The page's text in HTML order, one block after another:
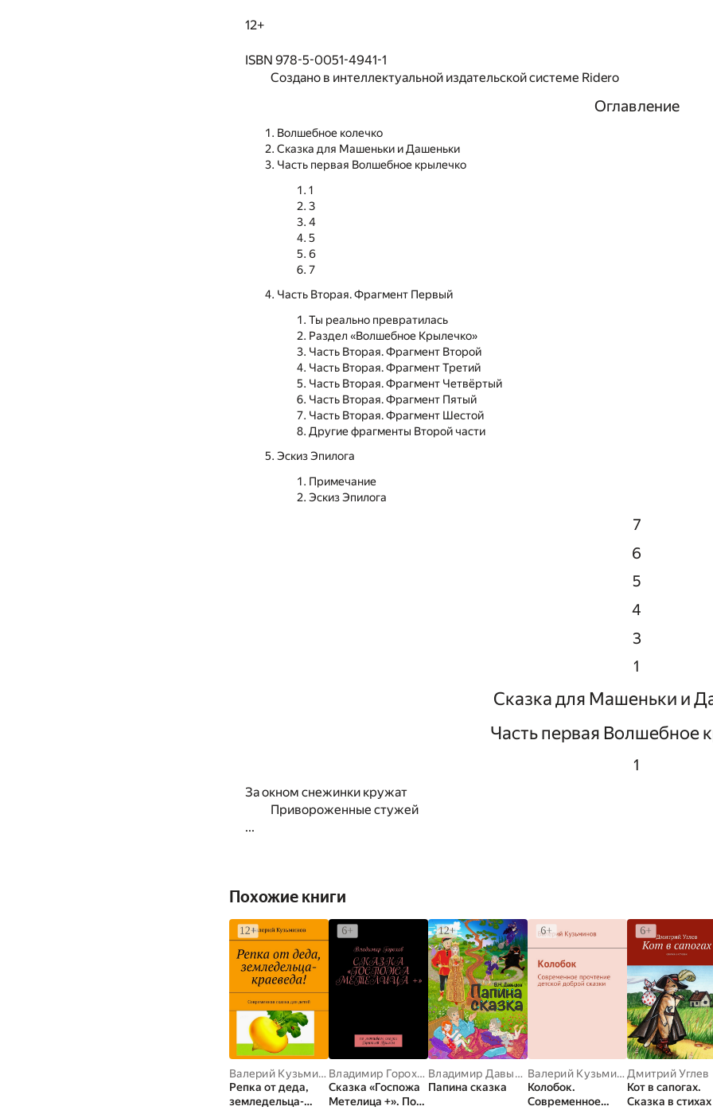
12+
ISBN 978-5-0051-4941-1
Создано в интеллектуальной издательской системе Ridero
Оглавление
Волшебное колечко
Сказка для Машеньки и Дашеньки
Часть первая Волшебное крылечко
1
3
4
5
6
7
Часть Вторая. Фрагмент Первый
Ты реально превратилась
Раздел «Волшебное Крылечко»
Часть Вторая. Фрагмент Второй
Часть Вторая. Фрагмент Третий
Часть Вторая. Фрагмент Четвёртый
Часть Вторая. Фрагмент Пятый
Часть Вторая. Фрагмент Шестой
Другие фрагменты Второй части
Эскиз Эпилога
Примечание
Эскиз Эпилога
7
6
5
4
3
1
Сказка для Машеньки и
Часть первая Волшебное
1
За окном снежинки кружат
Привороженные стужей
...
Похожие книги
Валерий Кузьминов
Репка от деда,
земледельца-
Владимир Горохов
Сказка «Госпожа
Метелица +». По
Владимир Давыдов
Папина сказка
Валерий Кузьминов
Колобок.
Современное
Дмитрий Углев
Кот в сапогах.
Сказка в стихах